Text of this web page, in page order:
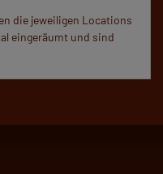
die jeweiligen Locations
eingeräumt und sind